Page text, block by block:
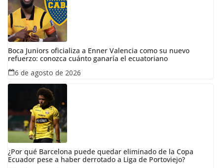
Boca Juniors oficializa a Enner Valencia como su nuevo
refuerzo: conozca cuánto ganaría el ecuatoriano
6 de agosto de 2026
¿Por qué Barcelona puede quedar eliminado de la Copa
Ecuador pese a haber derrotado a Liga de Portoviejo?